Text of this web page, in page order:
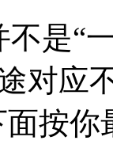
不是“
对应
按你